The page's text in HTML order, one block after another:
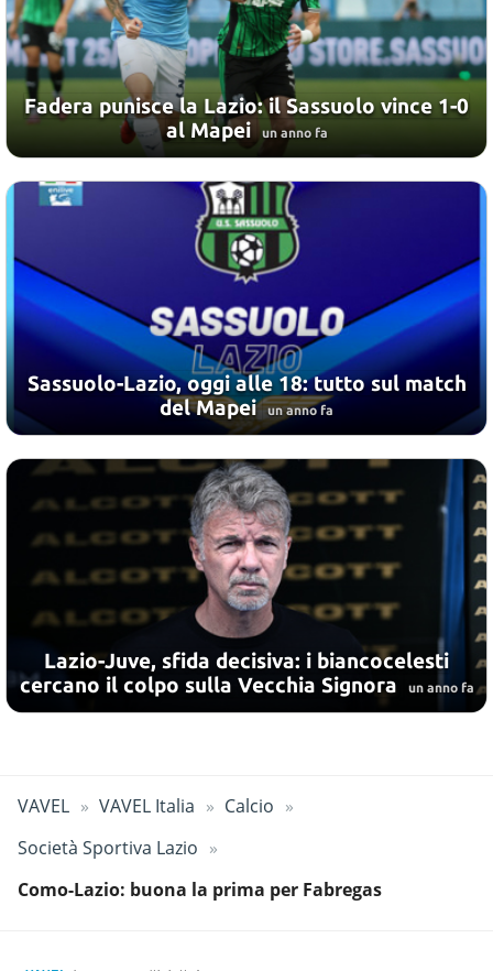
Fadera punisce la Lazio: il Sassuolo vince 1-0
al Mapei un anno fa
Sassuolo-Lazio, oggi alle 18: tutto sul match
del Mapei un anno fa
Lazio-Juve, sfida decisiva: i biancocelesti
cercano il colpo sulla Vecchia Signora
un anno fa
VAVEL VAVEL Italia
Calcio
Società Sportiva Lazio
Como-Lazio: buona la prima per Fabregas